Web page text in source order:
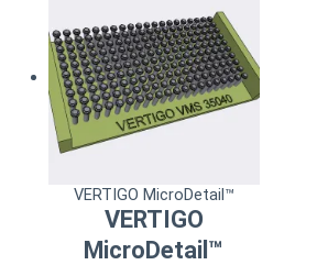
VERTIGO MicroDetail™
VERTIGO
MicroDetail™